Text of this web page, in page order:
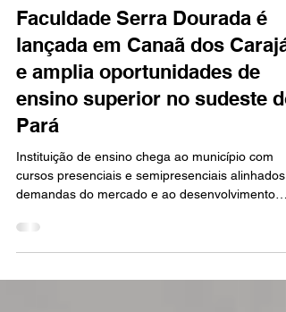
22 de jun. 2 min de leitura
Educação
Faculdade Serra Dourada é
lançada em Canaã dos
e amplia oportunidades de
ensino superior no sudeste do
Pará
Instituição de ensino chega ao município com
regional